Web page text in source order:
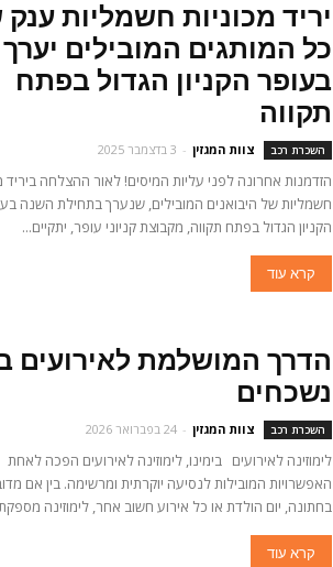
יריד מכוניות חשמליות
כל המותגים המובילים יערך
בעופר הקניון הגדול בפתח
תקווה
השכרת רכב צוות המגזין - 3 בדצמבר 2025
הזדמנות אחרונה לפני עליות המיסים! לאור ההצלחה ביריד
חשמליות של היבואנים המובילים, שנערך בתחילת השנה
הקניון הגדול בפתח תקווה, מקבוצת קניוני עופר, יתקיים...
קרא עוד
הדרך המושלמת לאירועים
נשכחים
השכרת רכב צוות המגזין - 24 בפברואר 2026
לימוזינה לאירועים בימינו, לימוזינה לאירועים הפכה לאחת
האפשרויות המובילות לנסיעה יוקרתית ומרשימה. בין אם
בחתונה, יום הולדת או כל אירוע חשוב אחר, לימוזינה
קרא עוד